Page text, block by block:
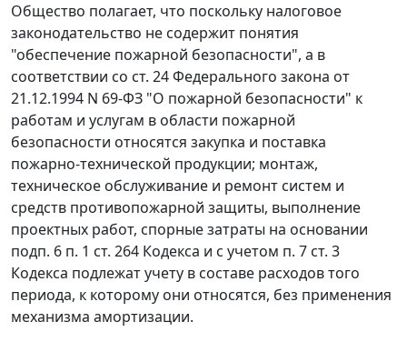
Общество полагает, что поскольку налоговое
законодательство не содержит понятия
"обеспечение пожарной безопасности", а в
соответствии со ст. 24Федерального закона от
21.12.1994 N 69-ФЗ "О пожарной безопасности" к
работам и услугам в области пожарной
безопасности относятся закупка и поставка
пожарно-технической продукции; монтаж,
техническое обслуживание и ремонт систем и
средств противопожарной защиты, выполнение
проектных работ, спорные затраты на основании
подп. 6 п. 1 ст. 264 Кодекса и с учетом п. 7 ст. 3
Кодекса подлежат учету в составе расходов того
периода, к которому они относятся, без применения
механизма амортизации.